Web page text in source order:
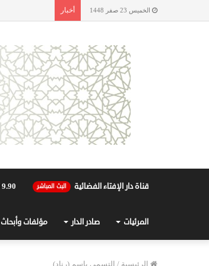
الخميس 23 صفر 1448 أخبار
قناة دار الإفتاء الفضائية البث المباشر 90.FM 9
المرئيات صادر الدار مؤلفات وأبحاث
الرئيسية / التسمي باسم (رناد)